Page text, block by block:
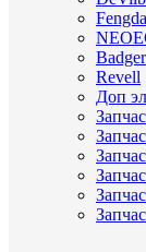
Fengda
Badger
Revell
Доп